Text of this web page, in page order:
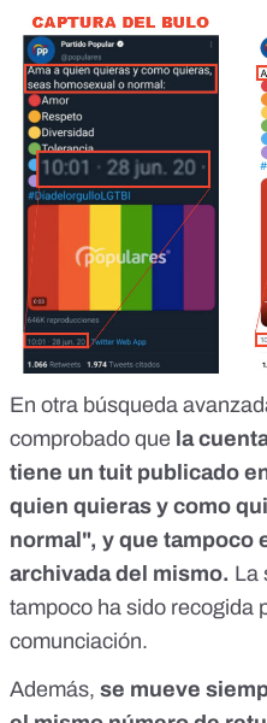
En otra búsqueda
comprobado que la
tiene un tuit publicado
quien quieras y como
normal", y que tampoco
archivada del mismo. La
tampoco ha sido recogida
comunciación.
Además, se mueve